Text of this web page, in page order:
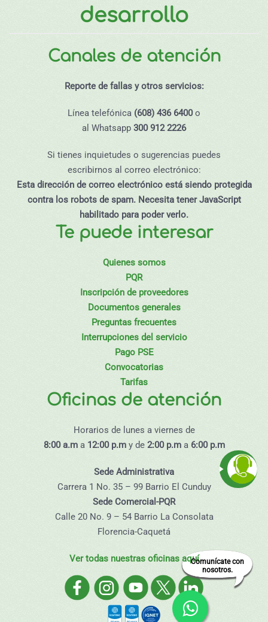
Comunícate con
nosotros.
desarrollo
Canales de atención
Reporte de fallas y otros servicios:
Línea telefónica (608) 436 6400o
al Whatsapp 300 912 2226
Si tienes inquietudes o sugerencias puedes
escribirnos al correo electrónico:
Esta dirección de correo electrónico está siendo protegida
contra los robots de spam. Necesita tener JavaScript
habilitado para poder verlo.
Te puede interesar
Quienes somos
PQR
Inscripción de proveedores
Documentos generales
Preguntas frecuentes
Interrupciones del servicio
Pago PSE
Convocatorias
Tarifas
Oficinas de atención
Horarios de lunes a viernes de
8:00 a.m a 12:00 p.m y de 2:00 p.m a 6:00 p.m
Sede Administrativa
Carrera 1 No. 35 – 99 Barrio El Cunduy
Sede Comercial-PQR
Calle 20 No. 9 – 54 Barrio La Consolata
Florencia-Caquetá
Ver todas nuestras oficinas aquí